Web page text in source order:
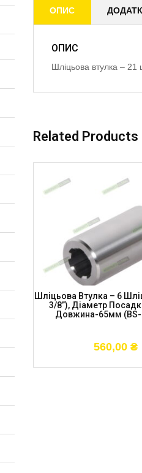
ОПИС
ОПИС
Шліцьова втулка –
Related Products
Шліцьова Втулка – 6
3/8”), Діаметр
Довжина-65мм (BS-
560,00 ₴